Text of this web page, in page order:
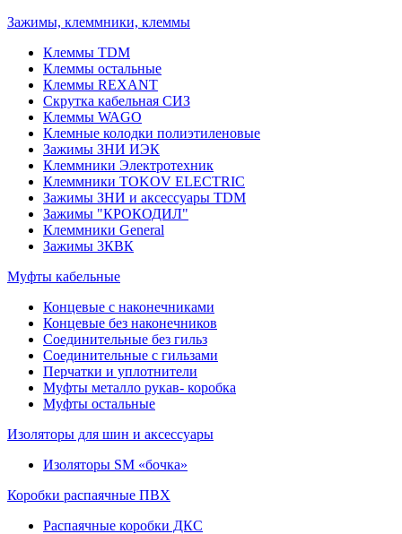
Зажимы, клеммники, клеммы
Клеммы TDM
Клеммы остальные
Клеммы REXANT
Скрутка кабельная СИЗ
Клеммы WAGO
Клемные колодки полиэтиленовые
Зажимы ЗНИ ИЭК
Клеммники Электротехник
Клеммники TOKOV ELECTRIC
Зажимы ЗНИ и аксессуары TDM
Зажимы "КРОКОДИЛ"
Клеммники General
Зажимы 3КВК
Муфты кабельные
Концевые с наконечниками
Концевые без наконечников
Соединительные без гильз
Соединительные с гильзами
Перчатки и уплотнители
Муфты металло рукав- коробка
Муфты остальные
Изоляторы для шин и аксессуары
Изоляторы SM «бочка»
Коробки распаячные ПВХ
Распаячные коробки ДКС